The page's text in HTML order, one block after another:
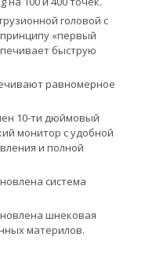
головой с
«первый
быструю
равномерное
10-ти дюймовый
монитор с удобной
и полной
система
шнековая
материлов.